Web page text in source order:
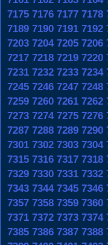
7175 7176 7177 7178
7189 7190 7191 7192
7203 7204 7205 7206
7217 7218 7219 7220
7231 7232 7233 7234
7245 7246 7247 7248
7259 7260 7261 7262
7273 7274 7275 7276
7287 7288 7289 7290
7301 7302 7303 7304
7315 7316 7317 7318
7329 7330 7331 7332
7343 7344 7345 7346
7357 7358 7359 7360
7371 7372 7373 7374
7385 7386 7387 7388